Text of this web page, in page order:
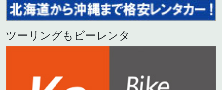
ツーリングもビーレンタ